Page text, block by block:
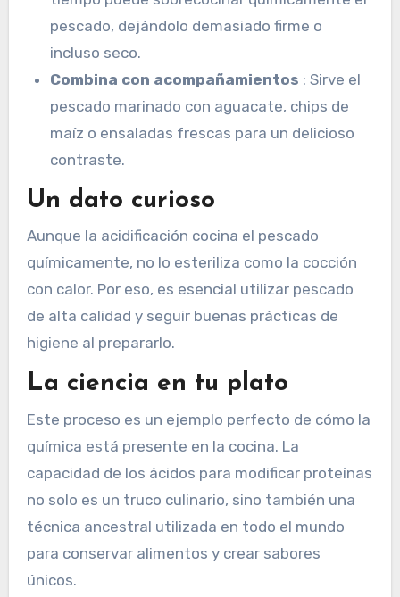
pescado, dejándolo demasiado firme o
incluso seco.
Combina con acompañamientos : Sirve el
pescado marinado con aguacate, chips de
maíz o ensaladas frescas para un delicioso
contraste.
Un dato curioso
Aunque la acidificación cocina el pescado
químicamente, no lo esteriliza como la cocción
con calor. Por eso, es esencial utilizar pescado
de alta calidad y seguir buenas prácticas de
higiene al prepararlo.
La ciencia en tu plato
Este proceso es un ejemplo perfecto de cómo la
química está presente en la cocina. La
capacidad de los ácidos para modificar proteínas
no solo es un truco culinario, sino también una
técnica ancestral utilizada en todo el mundo
para conservar alimentos y crear sabores
únicos.